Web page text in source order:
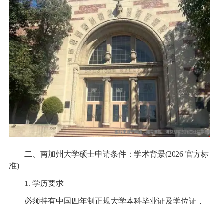
二、南加州大学硕士申请条件：学术背景(2026 官方标
准)
1. 学历要求
必须持有中国四年制正规大学本科毕业证及学位证，